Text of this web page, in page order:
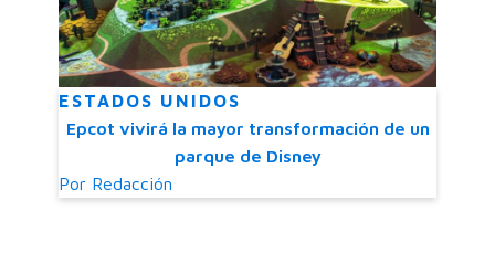
ESTADOS UNIDOS
Epcot vivirá la mayor transformación de un
parque de Disney
Por Redacción